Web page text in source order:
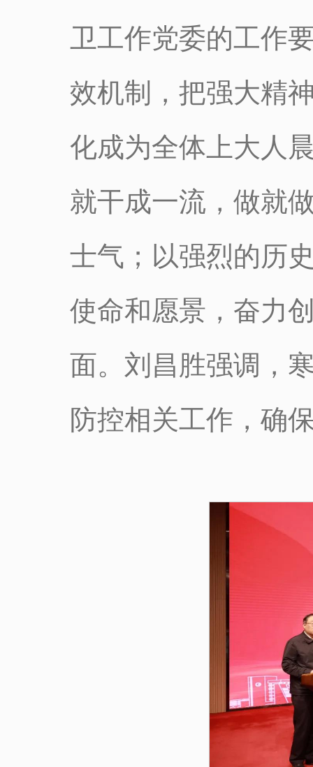
卫工作党委的工作
效机制，把强大精
化成为全体上大人
就干成一流，做就
士气；以强烈的历
使命和愿景，奋力
面。刘昌胜强调，
防控相关工作，确